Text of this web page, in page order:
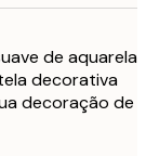
de aquarela
decorativa
decoração de